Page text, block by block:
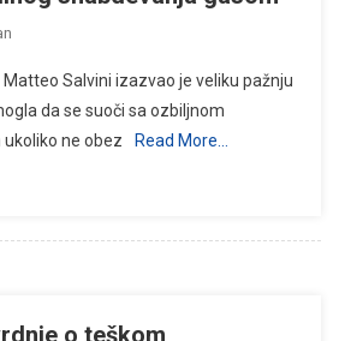
Salvini izazvao je veliku pažnju
da se suoči sa ozbiljnom
ne obez
Read More…
o teškom